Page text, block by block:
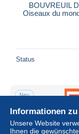
BOUVREUIL
Oiseaux du
Status
Neu
Informationen
Unsere Website
Ihnen die